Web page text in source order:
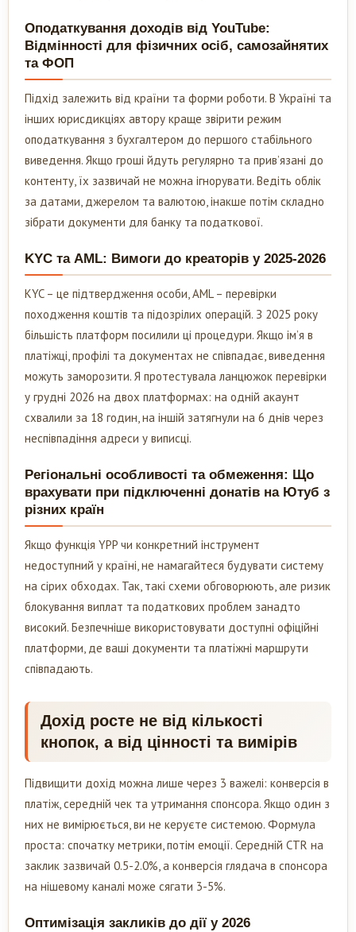
Оподаткування доходів від YouTube:
Відмінності для фізичних осіб, самозайнятих
та ФОП
Підхід залежить від країни та форми роботи. В Україні та
інших юрисдикціях автору краще звірити режим
оподаткування з бухгалтером до першого стабільного
виведення. Якщо гроші йдуть регулярно та прив’язані до
контенту, їх зазвичай не можна ігнорувати. Ведіть облік
за датами, джерелом та валютою, інакше потім складно
зібрати документи для банку та податкової.
KYC та AML: Вимоги до креаторів у 2025-2026
KYC – це підтвердження особи, AML – перевірки
походження коштів та підозрілих операцій. З 2025 року
більшість платформ посилили ці процедури. Якщо ім’я в
платіжці, профілі та документах не співпадає, виведення
можуть заморозити. Я протестувала ланцюжок перевірки
у грудні 2026 на двох платформах: на одній акаунт
схвалили за 18 годин, на іншій затягнули на 6 днів через
неспівпадіння адреси у виписці.
Регіональні особливості та обмеження: Що
врахувати при підключенні донатів на Ютуб з
різних країн
Якщо функція YPP чи конкретний інструмент
недоступний у країні, не намагайтеся будувати систему
на сірих обходах. Так, такі схеми обговорюють, але ризик
блокування виплат та податкових проблем занадто
високий. Безпечніше використовувати доступні офіційні
платформи, де ваші документи та платіжні маршрути
співпадають.
Дохід росте не від кількості
кнопок, а від цінності та вимірів
Підвищити дохід можна лише через 3 важелі: конверсія в
платіж, середній чек та утримання спонсора. Якщо один з
них не вимірюється, ви не керуєте системою. Формула
проста: спочатку метрики, потім емоції. Середній CTR на
заклик зазвичай 0.5-2.0%, а конверсія глядача в спонсора
на нішевому каналі може сягати 3-5%.
Оптимізація закликів до дії у 2026